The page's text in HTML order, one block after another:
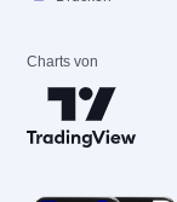
Charts von